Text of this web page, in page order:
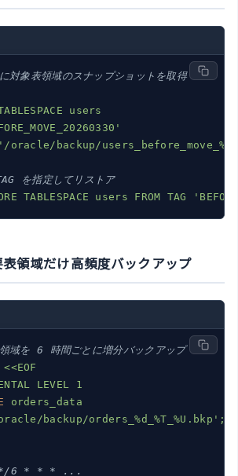
対象表領域のスナップショットを取得
users
'/oracle/backup/
を指定してリストア
TABLESPACE users FROM TAG
領域だけ高頻度バックアップ
域を 6 時間ごとに増分バックアップ
LEVEL 1
orders_data
backup/orders_%d_%T_%U.bkp';
*/6 * * * ...